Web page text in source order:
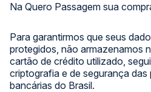
Na Quero Passagem sua
Para garantirmos que seus
protegidos, não armazenamos
cartão de crédito utilizado,
criptografia e de segurança das
bancárias do Brasil.